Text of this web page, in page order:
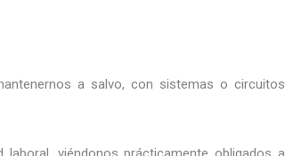
a salvo, con sistemas o circuitos